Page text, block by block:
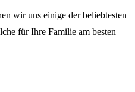
wir uns einige der beliebtesten
für Ihre Familie am besten